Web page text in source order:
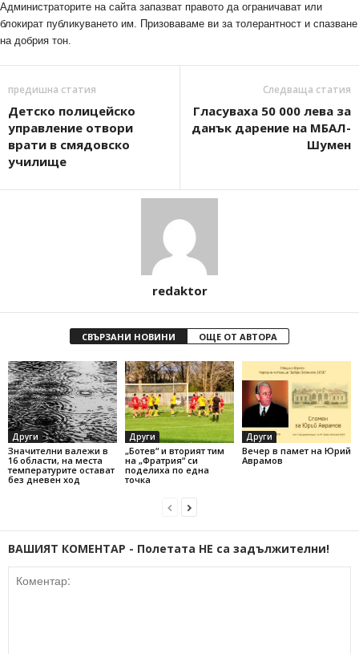
Администраторите на сайта запазват правото да ограничават или
блокират публикуването им. Призоваваме ви за толерантност и спазване
на добрия тон.
предишна статия
Детско полицейско
управление отвори
врати в смядовско
училище
Следваща статия
Гласуваха 50 000 лева за
данък дарение на МБАЛ-
Шумен
redaktor
СВЪРЗАНИ НОВИНИ ОЩЕ ОТ АВТОРА
Други
Значителни валежи в
16 области, на места
температурите остават
без дневен ход
Други
„Ботев“ и вторият тим
на „Фратрия“ си
поделиха по една
точка
Други
Вечер в памет на Юрий
Аврамов
ВАШИЯТ КОМЕНТАР - Полетата НЕ са задължителни!